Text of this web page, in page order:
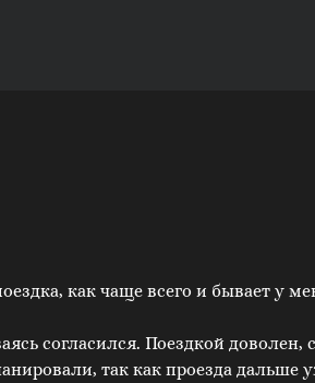
как чаще всего и бывает у
согласился. Поездкой доволен,
так как проезда